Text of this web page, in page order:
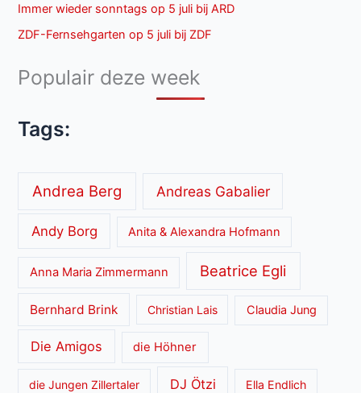
Immer wieder sonntags op 5 juli bij ARD
ZDF-Fernsehgarten op 5 juli bij ZDF
Populair deze week
Tags:
Andrea Berg Andreas Gabalier
Andy Borg Anita & Alexandra Hofmann
Anna Maria Zimmermann Beatrice Egli
Bernhard Brink Christian Lais Claudia Jung
Die Amigos die Höhner
die Jungen Zillertaler DJ Ötzi Ella Endlich